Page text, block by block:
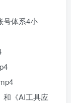
号体系4小
和《AI工具应